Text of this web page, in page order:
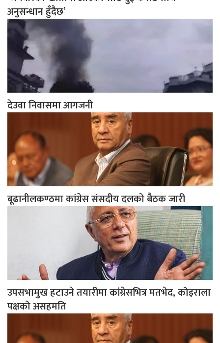
अनुसन्धान हुँदैछ’
देउवा निवासमा आगजनी
बूढानीलकण्ठमा कांग्रेस संसदीय दलको बैठक जारी
उपसभामुख हटाउने तयारीमा कांग्रेसभित्र मतभेद, कोइराला
पक्षको असहमति